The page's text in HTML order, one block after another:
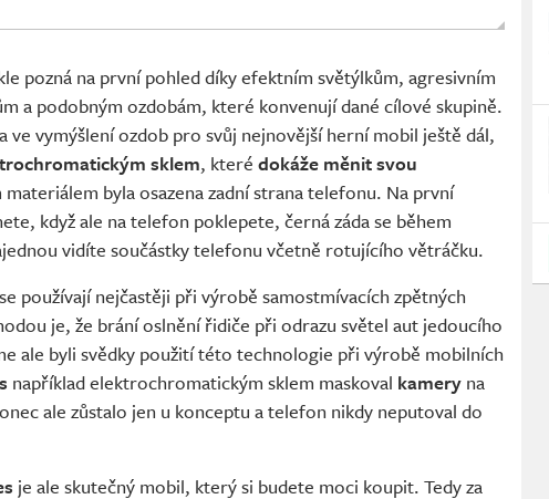
pozná na první pohled díky efektním světýlkům, agresivním
a podobným ozdobám, které konvenují dané cílové skupině.
ve vymýšlení ozdob pro svůj nejnovější herní mobil ještě dál,
sklem, které dokáže měnit svou
materiálem byla osazena zadní strana telefonu. Na první
když ale na telefon poklepete, černá záda se během
vidíte součástky telefonu včetně rotujícího větráčku.
používají nejčastěji při výrobě samostmívacích zpětných
je, že brání oslnění řidiče při odrazu světel aut jedoucího
ale byli svědky použití této technologie při výrobě mobilních
například elektrochromatickým sklem maskoval kamery na
ale zůstalo jen u konceptu a telefon nikdy neputoval do
je ale skutečný mobil, který si budete moci koupit. Tedy za